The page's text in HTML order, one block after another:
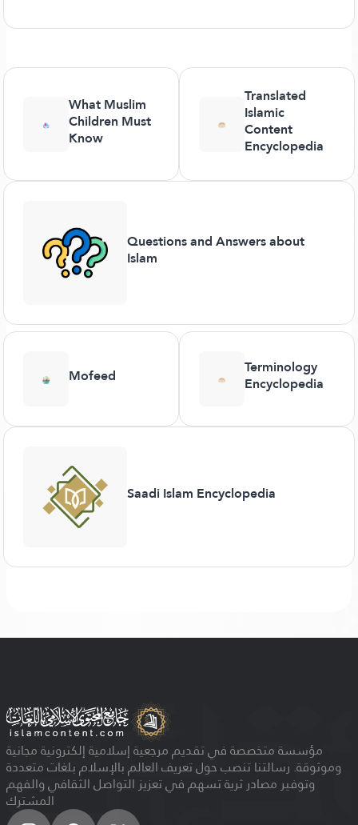
What Muslim
Children Must
Know
Translated
Islamic
Content
Encyclopedia
Questions and Answers about
Islam
Mofeed Terminology
Encyclopedia
Saadi Islam Encyclopedia
مؤسسة متخصصة في تقديم مرجعية إسلامية إلكترونية مجانية
وموثوقة. رسالتنا تنصب حول تعريف العالم بالإسلام بلغات متعددة
وتوفير مصادر ثرية تسهم في تعزيز التواصل الثقافي والفهم
المشترك